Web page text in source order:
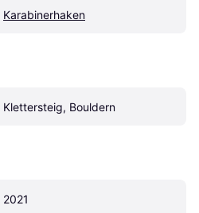
Karabinerhaken
Klettersteig, Bouldern
2021